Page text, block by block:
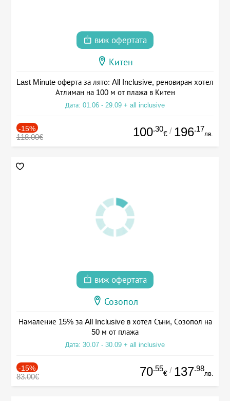
виж офертата
Китен
Last Minute оферта за лято: All Inclusive, реновиран хотел
Атлиман на 100 м от плажа в Китен
Дата: 01.06 - 29.09 + all inclusive
-15%
118.00€ 100.30
€ / 196.17
лв.
виж офертата
Созопол
Намаление 15% за All Inclusive в хотел Съни, Созопол на
50 м от плажа
Дата: 30.07 - 30.09 + all inclusive
-15%
83.00€ 70.55
€ / 137.98
лв.